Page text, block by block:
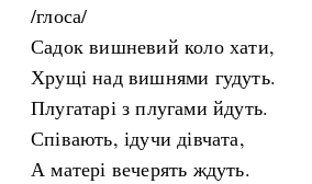
/глоса/
Садок вишневий коло хати,
Хрущі над вишнями гудуть.
Плугатарі з плугами йдуть.
Співають, ідучи дівчата,
А матері вечерять ждуть.